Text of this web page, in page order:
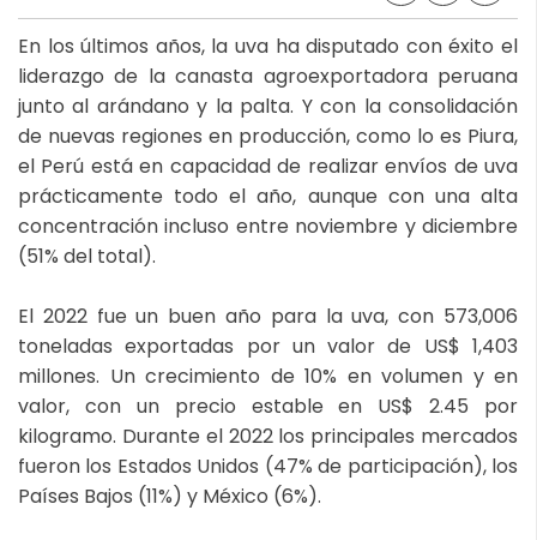
En los últimos años, la uva ha disputado con éxito el
liderazgo de la canasta agroexportadora peruana
junto al arándano y la palta. Y con la consolidación
de nuevas regiones en producción, como lo es Piura,
el Perú está en capacidad de realizar envíos de uva
prácticamente todo el año, aunque con una alta
concentración incluso entre noviembre y diciembre
(51% del total).
El 2022 fue un buen año para la uva, con 573,006
toneladas exportadas por un valor de US$ 1,403
millones. Un crecimiento de 10% en volumen y en
valor, con un precio estable en US$ 2.45 por
kilogramo. Durante el 2022 los principales mercados
fueron los Estados Unidos (47% de participación), los
Países Bajos (11%) y México (6%).